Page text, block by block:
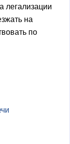
легализации
на
по